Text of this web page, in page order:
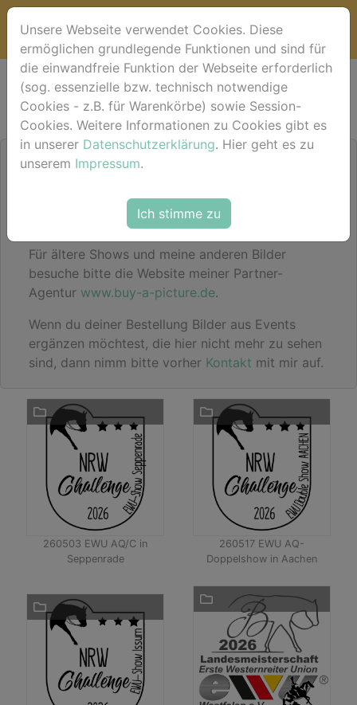
Bildershop
Hier im Shop findest du für das aktuelle Event
(alternativ einfach mal im Suchfeld den
Pferdenamen eingeben).
Für ältere Shows und meine anderen Bilder
besuche bitte die Website meiner Partner-
Agentur www.buy-a-picture.de.
Wenn du deiner Bestellung Bilder aus Events
ergänzen möchtest, die hier nicht mehr zu sehen
sind, dann nimm bitte vorher Kontakt mit mir auf.
260503 EWU AQ/C in
Seppenrade
260517 EWU AQ-
Doppelshow in Aachen
Unsere Webseite verwendet Cookies. Diese
ermöglichen grundlegende Funktionen und sind für
die einwandfreie Funktion der Webseite erforderlich
(sog. essenzielle bzw. technisch notwendige
Cookies - z.B. für Warenkörbe) sowie Session-
Cookies. Weitere Informationen zu Cookies gibt es
in unserer Datenschutzerklärung. Hier geht es zu
unserem Impressum.
Ich stimme zu